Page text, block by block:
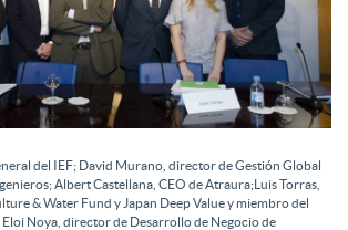
del IEF; David Murano, director de Gestión Global
Albert Castellana, CEO de Atraura;Luis Torras,
& Water Fund y Japan Deep Value y miembro del
Noya, director de Desarrollo de Negocio de